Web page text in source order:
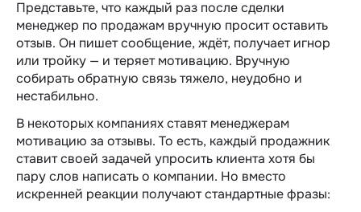
Представьте, что каждый раз после сделки
менеджер по продажам вручную просит оставить
отзыв. Он пишет сообщение, ждёт, получает игнор
или тройку — и теряет мотивацию. Вручную
собирать обратную связь тяжело, неудобно и
нестабильно.
В некоторых компаниях ставят менеджерам
мотивацию за отзывы. То есть, каждый продажник
ставит своей задачей упросить клиента хотя бы
пару слов написать о компании. Но вместо
искренней реакции получают стандартные фразы: